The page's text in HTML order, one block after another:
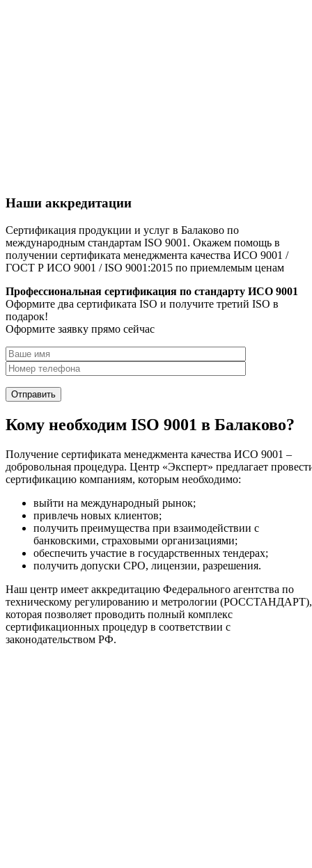
Наши аккредитации
Сертификация продукции и услуг в Балаково по
международным стандартам ISO 9001. Окажем помощь в
получении сертификата менеджмента качества ИСО 9001 /
ГОСТ Р ИСО 9001 / ISO 9001:2015 по приемлемым ценам
Профессиональная сертификация по стандарту ИСО 9001
Оформите два сертификата ISO и получите третий ISO в
подарок!
Оформите заявку прямо сейчас
Кому необходим ISO 9001 в Балаково?
Получение сертификата менеджмента качества ИСО 9001 –
добровольная процедура. Центр «Эксперт» предлагает
сертификацию компаниям, которым необходимо:
выйти на международный рынок;
привлечь новых клиентов;
получить преимущества при взаимодействии с
банковскими, страховыми организациями;
обеспечить участие в государственных тендерах;
получить допуски СРО, лицензии, разрешения.
Наш центр имеет аккредитацию Федерального агентства по
техническому регулированию и метрологии (РОССТАНДАРТ),
которая позволяет проводить полный комплекс
сертификационных процедур в соответствии с
законодательством РФ.